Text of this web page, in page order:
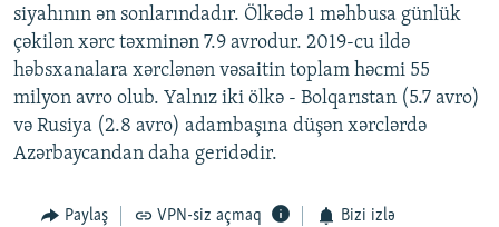
siyahının ən sonlarındadır. Ölkədə 1 məhbusa günlük
çəkilən xərc təxminən 7.9 avrodur. 2019-cu ildə
həbsxanalara xərclənən vəsaitin toplam həcmi 55
milyon avro olub. Yalnız iki ölkə - Bolqarıstan (5.7 avro)
və Rusiya (2.8 avro) adambaşına düşən xərclərdə
Azərbaycandan daha geridədir.
Paylaş VPN-siz açmaq Bizi izlə